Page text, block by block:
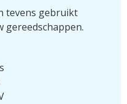
tevens gebruikt
gereedschappen.